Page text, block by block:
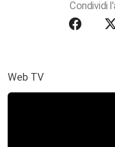
Condividi
Web TV